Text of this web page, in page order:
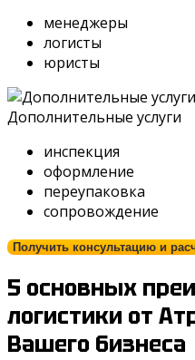
менеджеры
логисты
юристы
Дополнительные услуги
инспекция
оформление
переупаковка
сопровождение
Получить консультацию и
5 основных
логистики от
Вашего бизнеса